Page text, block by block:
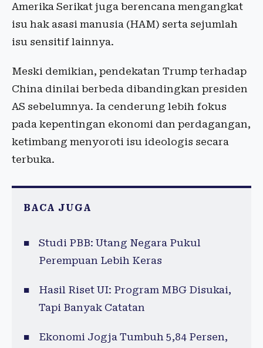
Amerika Serikat juga berencana mengangkat
isu hak asasi manusia (HAM) serta sejumlah
isu sensitif lainnya.
Meski demikian, pendekatan Trump terhadap
China dinilai berbeda dibandingkan presiden
AS sebelumnya. Ia cenderung lebih fokus
pada kepentingan ekonomi dan perdagangan,
ketimbang menyoroti isu ideologis secara
terbuka.
BACA JUGA
Studi PBB: Utang Negara Pukul
Perempuan Lebih Keras
Hasil Riset UI: Program MBG Disukai,
Tapi Banyak Catatan
Ekonomi Jogja Tumbuh 5,84 Persen,